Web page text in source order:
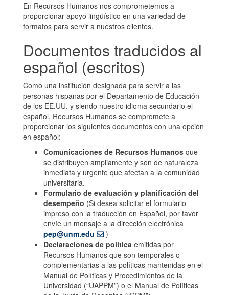
En Recursos Humanos nos comprometemos a
proporcionar apoyo lingüístico en una variedad de
formatos para servir a nuestros clientes.
Documentos traducidos al
español (escritos)
Como una institución designada para servir a las
personas hispanas por el Departamento de Educación
de los EE.UU. y siendo nuestro idioma secundario el
español, Recursos Humanos se compromete a
proporcionar los siguientes documentos con una opción
en español:
Comunicaciones de Recursos Humanos que
se distribuyen ampliamente y son de naturaleza
inmediata y urgente que afectan a la comunidad
universitaria.
Formulario de evaluación y planificación del
desempeño (Si desea solicitar el formulario
impreso con la traducción en Español, por favor
envíe un mensaje a la dirección electrónica
pep@unm.edu
)
Declaraciones de política emitidas por
Recursos Humanos que son temporales o
complementarias a las políticas mantenidas en el
Manual de Políticas y Procedimientos de la
Universidad (“UAPPM”) o el Manual de Políticas